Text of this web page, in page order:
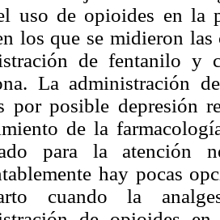
uso de opioides en la
los que se midieron las
de fentanilo y
La administración
por posible depresión
de la
para la atención
hay pocas
cuando la